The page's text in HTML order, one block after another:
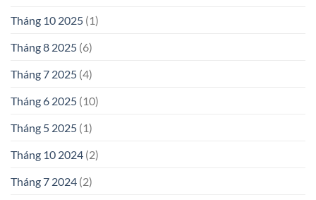
Tháng 10 2025 (1)
Tháng 8 2025 (6)
Tháng 7 2025 (4)
Tháng 6 2025 (10)
Tháng 5 2025 (1)
Tháng 10 2024 (2)
Tháng 7 2024 (2)